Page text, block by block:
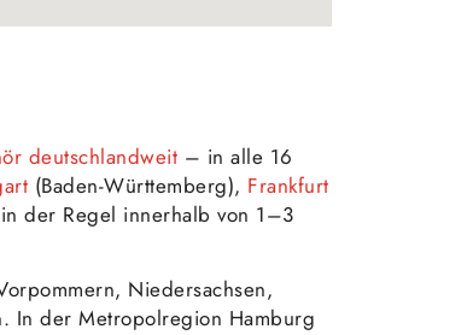
deutschlandweit – in alle 16
(Baden-Württemberg), Frankfurt
der Regel innerhalb von 1–3
Niedersachsen,
In der Metropolregion Hamburg